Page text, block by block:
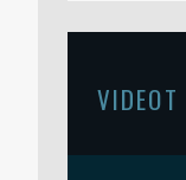
VIDEOT